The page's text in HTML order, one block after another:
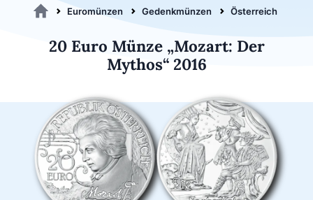
Euromünzen Gedenkmünzen Österreich 2016
20 Euro Münze „Mozart: Der
Mythos“ 2016